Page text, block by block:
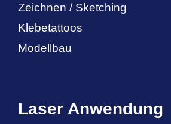
Zeichnen / Sketching
Klebetattoos
Modellbau
Laser Anwendung